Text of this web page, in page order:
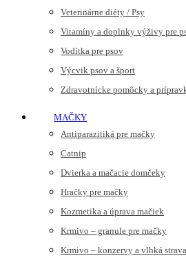
Veterinárne diéty / Psy
Vitamíny a doplnky výživy pre
Vodítka pre psov
Výcvik psov a šport
Zdravotnícke pomôcky a
MAČKY
Antiparazitiká pre mačky
Catnip
Dvierka a mačacie domčeky
Hračky pre mačky
Kozmetika a úprava mačiek
Krmivo – granule pre mačky
Krmivo – konzervy a vlhká